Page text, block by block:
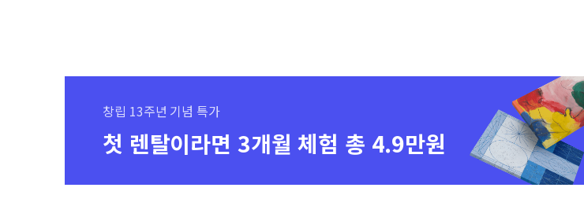
창립 13주년 기념 특가
첫 렌탈이라면 3개월 체험 총 4.9만원